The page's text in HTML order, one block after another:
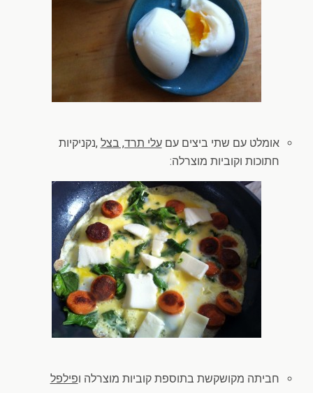
אומלט עם שתי ביצים עםעלי תרד, בצל ,נקניקיות
חתוכות וקוביות מוצרלה:
חביתה מקושקשת בתוספת קוביות מוצרלה ופילפל